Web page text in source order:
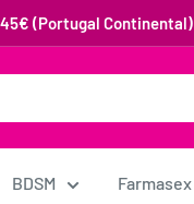
45€ (Portugal Continental)
BDSM Farmasex